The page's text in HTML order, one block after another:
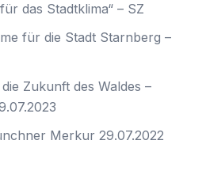
das Stadtklima“ – SZ
für die Stadt Starnberg –
Zukunft des Waldes –
Merkur 29.07.2022